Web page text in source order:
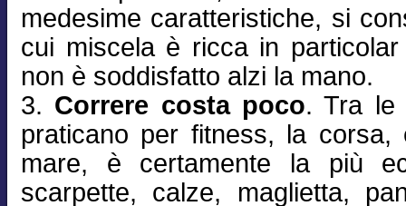
medesime caratteristiche, si
cui miscela è ricca in
non è soddisfatto alzi la mano.
3. Correre costa poco. Tra le
praticano per fitness, la corsa,
mare, è certamente la più
scarpette, calze, maglietta,